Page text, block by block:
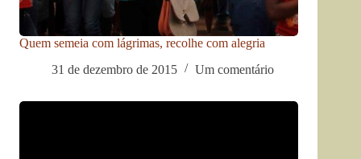
Quem semeia com lágrimas, recolhe com alegria
31 de dezembro de 2015
Um comentário